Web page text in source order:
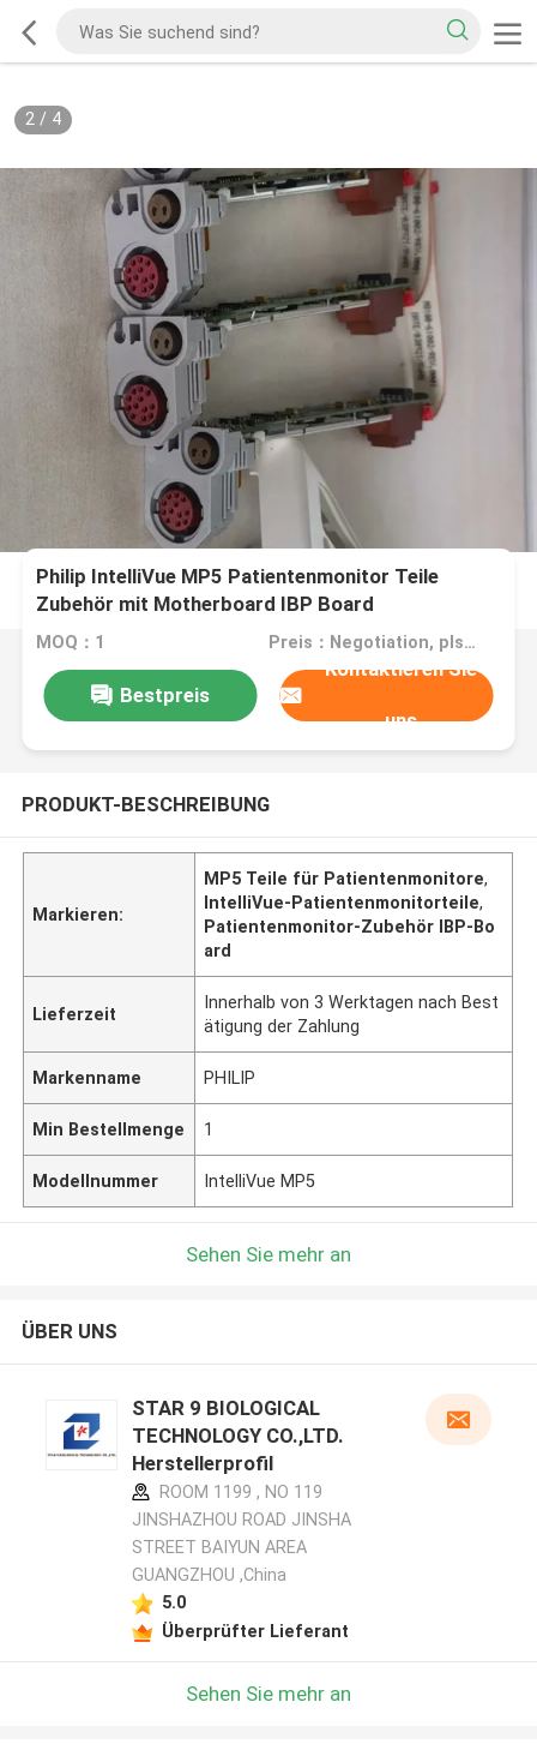
2/ 4
Philip IntelliVue MP5 Patientenmonitor Teile
Zubehör mit Motherboard IBP Board
MOQ：1 Preis：Negotiation, pls contact me
Bestpreis
Kontaktieren Sie
uns
PRODUKT-BESCHREIBUNG
Markieren:
MP5 Teile für Patientenmonitore,
IntelliVue-Patientenmonitorteile,
Patientenmonitor-Zubehör IBP-Bo
ard
Lieferzeit
Innerhalb von 3 Werktagen nach Best
ätigung der Zahlung
Markenname PHILIP
Min Bestellmenge 1
Modellnummer IntelliVue MP5
Sehen Sie mehr an
ÜBER UNS
STAR 9 BIOLOGICAL
TECHNOLOGY CO.,LTD.
Herstellerprofil
ROOM 1199 , NO 119
JINSHAZHOU ROAD JINSHA
STREET BAIYUN AREA
GUANGZHOU ,China
5.0
Überprüfter Lieferant
Sehen Sie mehr an